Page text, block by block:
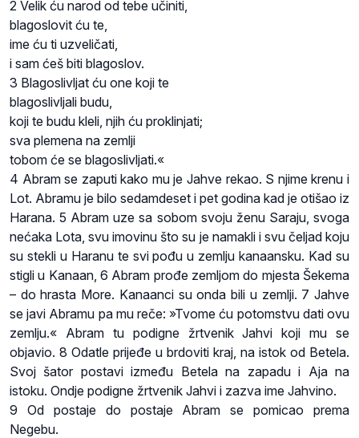
2 Velik ću narod od tebe učiniti,
blagoslovit ću te,
ime ću ti uzveličati,
i sam ćeš biti blagoslov.
3 Blagoslivljat ću one koji te
blagoslivljali budu,
koji te budu kleli, njih ću proklinjati;
sva plemena na zemlji
tobom će se blagoslivljati.«
4 Abram se zaputi kako mu je Jahve rekao. S njime krenu i
Lot. Abramu je bilo sedamdeset i pet godina kad je otišao iz
Harana. 5 Abram uze sa sobom svoju ženu Saraju, svoga
nećaka Lota, svu imovinu što su je namakli i svu čeljad koju
su stekli u Haranu te svi pođu u zemlju kanaansku. Kad su
stigli u Kanaan, 6 Abram prođe zemljom do mjesta Šekema
– do hrasta More. Kanaanci su onda bili u zemlji. 7 Jahve
se javi Abramu pa mu reče: »Tvome ću potomstvu dati ovu
zemlju.« Abram tu podigne žrtvenik Jahvi koji mu se
objavio. 8 Odatle prijeđe u brdoviti kraj, na istok od Betela.
Svoj šator postavi između Betela na zapadu i Aja na
istoku. Ondje podigne žrtvenik Jahvi i zazva ime Jahvino.
9 Od postaje do postaje Abram se pomicao prema
Negebu.